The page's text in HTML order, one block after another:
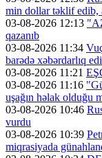
min dollar təklif edib,
03-08-2026 12:13
qazanıb
03-08-2026 11:34
barədə xəbərdarlıq
03-08-2026 11:21
03-08-2026 11:16
uşağın həlak olduğu
03-08-2026 10:46
vurdu
03-08-2026 10:39
miqrasiyada